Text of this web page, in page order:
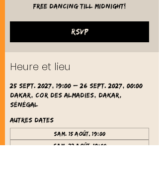
free dancing till midnight!
RSVP
Heure et lieu
25 sept. 2027, 19:00 – 26 sept. 2027, 00:00
Dakar, Cor des Almadies, Dakar,
Sénégal
Autres dates
sam. 15 août, 19:00
sam. 22 août, 19:00